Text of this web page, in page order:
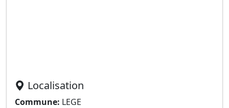
Localisation
Commune: LEGE